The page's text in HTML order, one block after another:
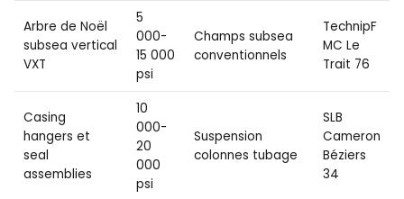
Arbre de Noël
subsea vertical
VXT
5
000-
15 000
psi
Champs subsea
conventionnels
TechnipF
MC Le
Trait 76
Casing
hangers et
seal
assemblies
10
000-
20
000
psi
Suspension
colonnes tubage
SLB
Cameron
Béziers
34